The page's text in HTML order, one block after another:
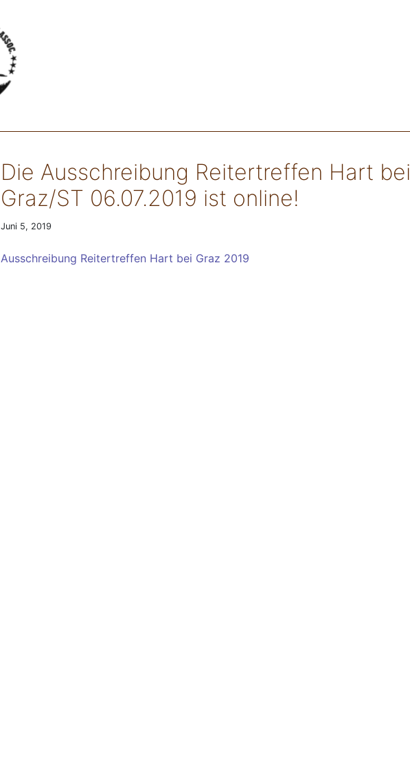
Die Ausschreibung Reitertreffen Hart bei
Graz/ST 06.07.2019 ist online!
Juni 5, 2019
Ausschreibung Reitertreffen Hart bei Graz 2019